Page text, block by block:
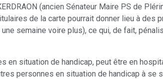
(ancien Sénateur Maire PS de
de la carte pourrait donner lieu à des
semaine voire plus), ce qui, de fait,
en situation de handicap, peut être en
personnes en situation de handicap à